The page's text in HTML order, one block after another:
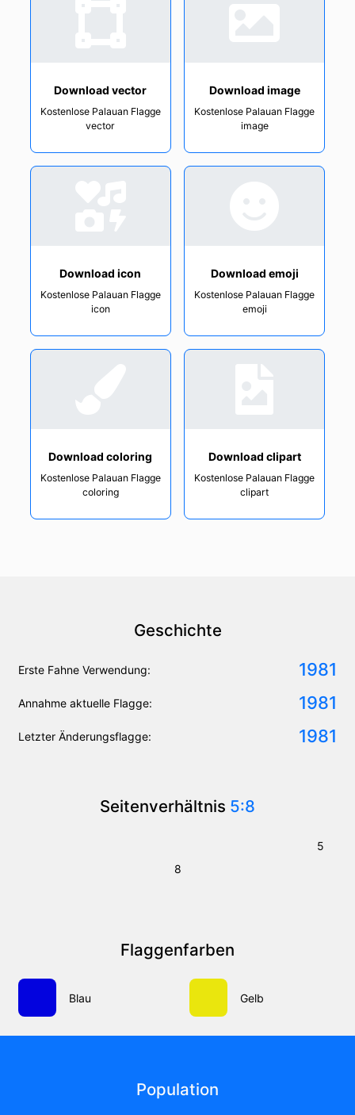
Download vector
Kostenlose Palauan Flagge
vector
Download image
Kostenlose Palauan Flagge
image
Download icon
Kostenlose Palauan Flagge
icon
Download emoji
Kostenlose Palauan Flagge
emoji
Download coloring
Kostenlose Palauan Flagge
coloring
Download clipart
Kostenlose Palauan Flagge
clipart
Geschichte
Erste Fahne Verwendung: 1981
Annahme aktuelle Flagge: 1981
Letzter Änderungsflagge: 1981
Seitenverhältnis 5:8
8
5
Flaggenfarben
Blau Gelb
Population